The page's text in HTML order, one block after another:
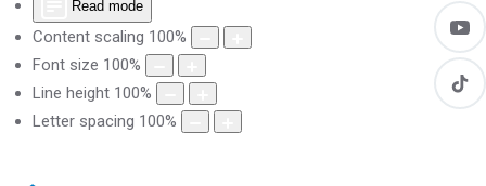
Read mode
Content scaling 100%
Font size 100%
Line height 100%
Letter spacing 100%